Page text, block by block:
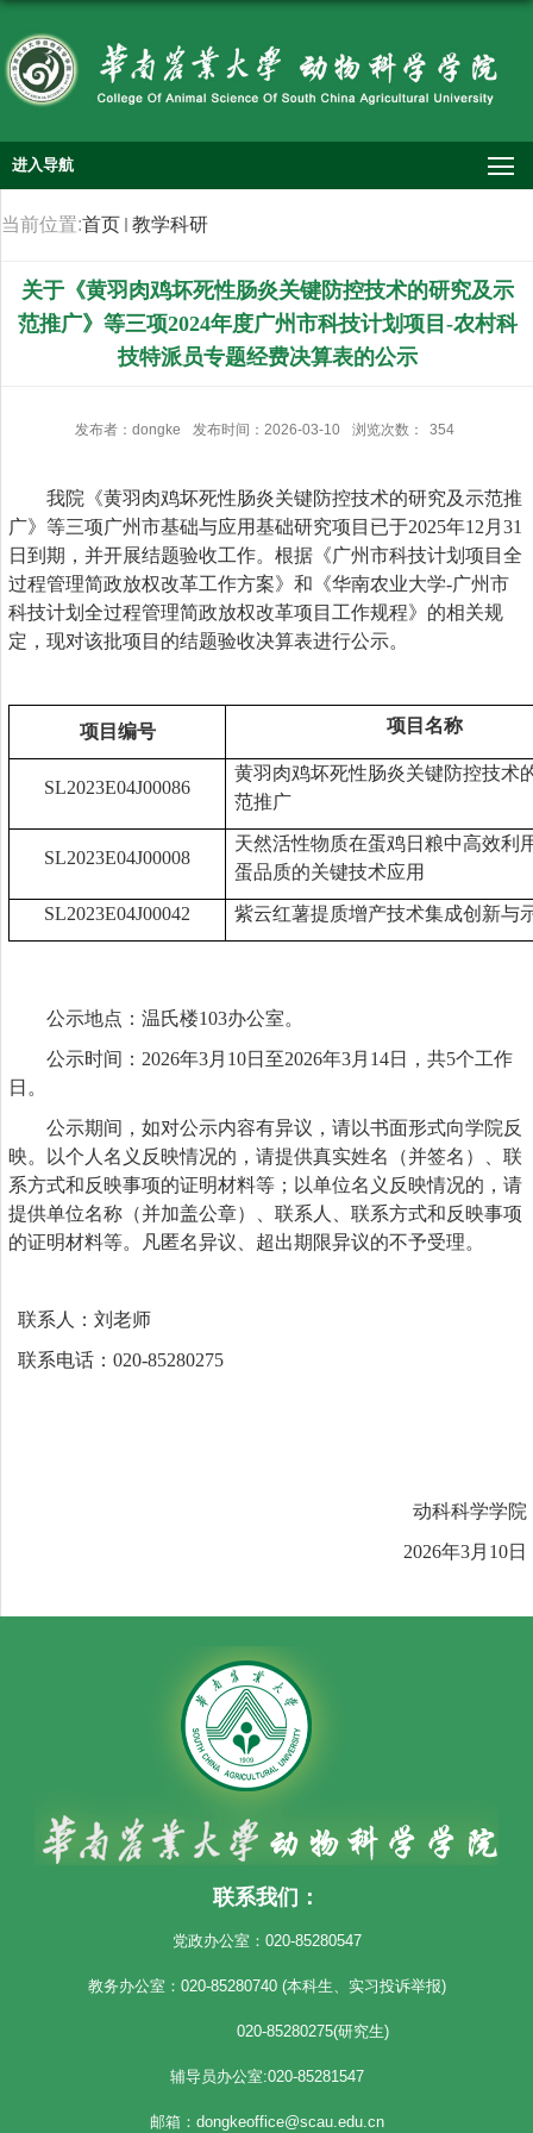
进入导航
当前位置:首页 教学科研
关于《黄羽肉鸡坏死性肠炎关键防控技术的研究及示
范推广》等三项2024年度广州市科技计划项目-农村科
技特派员专题经费决算表的公示
发布者：dongke 发布时间：2026-03-10 浏览次数： 354
我院《黄羽肉鸡坏死性肠炎关键防控技术的研究及示范推
广》等三项广州市基础与应用基础研究项目已于2025年12 月 31
日到期，并开展结题验收工作。根据《广州市科技计划项目全
过程管理简政放权改革工作方案》和《华南农业大学-广州市
科技计划全过程管理简政放权改革项目工作规程》的相关规
定，现对该批项目的结题验收决算表进行公示。
项目 编号 项目名称
SL2023E04J00086
黄羽肉鸡坏死性肠炎关键防控技术
范推广
SL2023E04J00008
天然活性物质在蛋鸡日粮中高效利
蛋品质的关键技术应用
SL2023E04J00042 紫云红薯提质增产技术集成创新与
公示地点：温氏楼103办公室。
公示时间： 2026年3月 10日至2026年3月 14日，共5个工作
日。
公示期间，如对公示内容有异议，请以书面形式向学院反
映。以个人名义反映情况的，请提供真实姓名（并签名）、联
系方式和反映事项的证明材料等；以单位名义反映情况的，请
提供单位名称（并加盖公章）、联系人、联系方式和反映事项
的证明材料等。凡匿名异议、超出期限异议的不予受理。
联系人：刘老师
联系电话： 020-85280275
动科科学学院
2026年3月 10日
联系我们：
党政办公室：020-85280547
教务办公室：020-85280740 (本科生、实习投诉举报)
020-85280275(研究生)
辅导员办公室:020-85281547
邮箱：dongkeoffice@scau.edu.cn